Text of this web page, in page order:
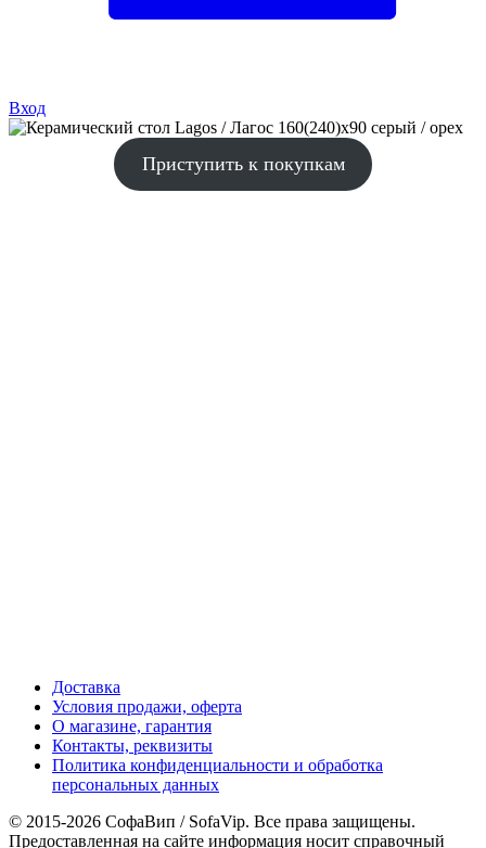
Вход
Приступить к покупкам
Доставка
Условия продажи, оферта
О магазине, гарантия
Контакты, реквизиты
Политика конфиденциальности и обработка
персональных данных
© 2015-2026 СофаВип / SofaVip. Все права защищены.
Предоставленная на сайте информация носит справочный